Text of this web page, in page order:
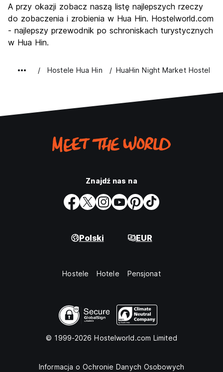
A przy okazji zobacz naszą listę najlepszych rzeczy
do zobaczenia i zrobienia w Hua Hin. Hostelworld.com
- najlepszy przewodnik po schroniskach turystycznych
w Hua Hin.
Hostele Hua Hin HuaHin Night Market Hostel
Znajdź nas na
Polski EUR
Hostele Hotele Pensjonat
© 1999-2026 Hostelworld.com Limited
Informacja o Ochronie Danych Osobowych